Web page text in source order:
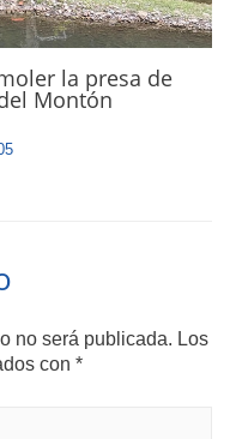
la presa de
Montón
no será publicada. Los
con *